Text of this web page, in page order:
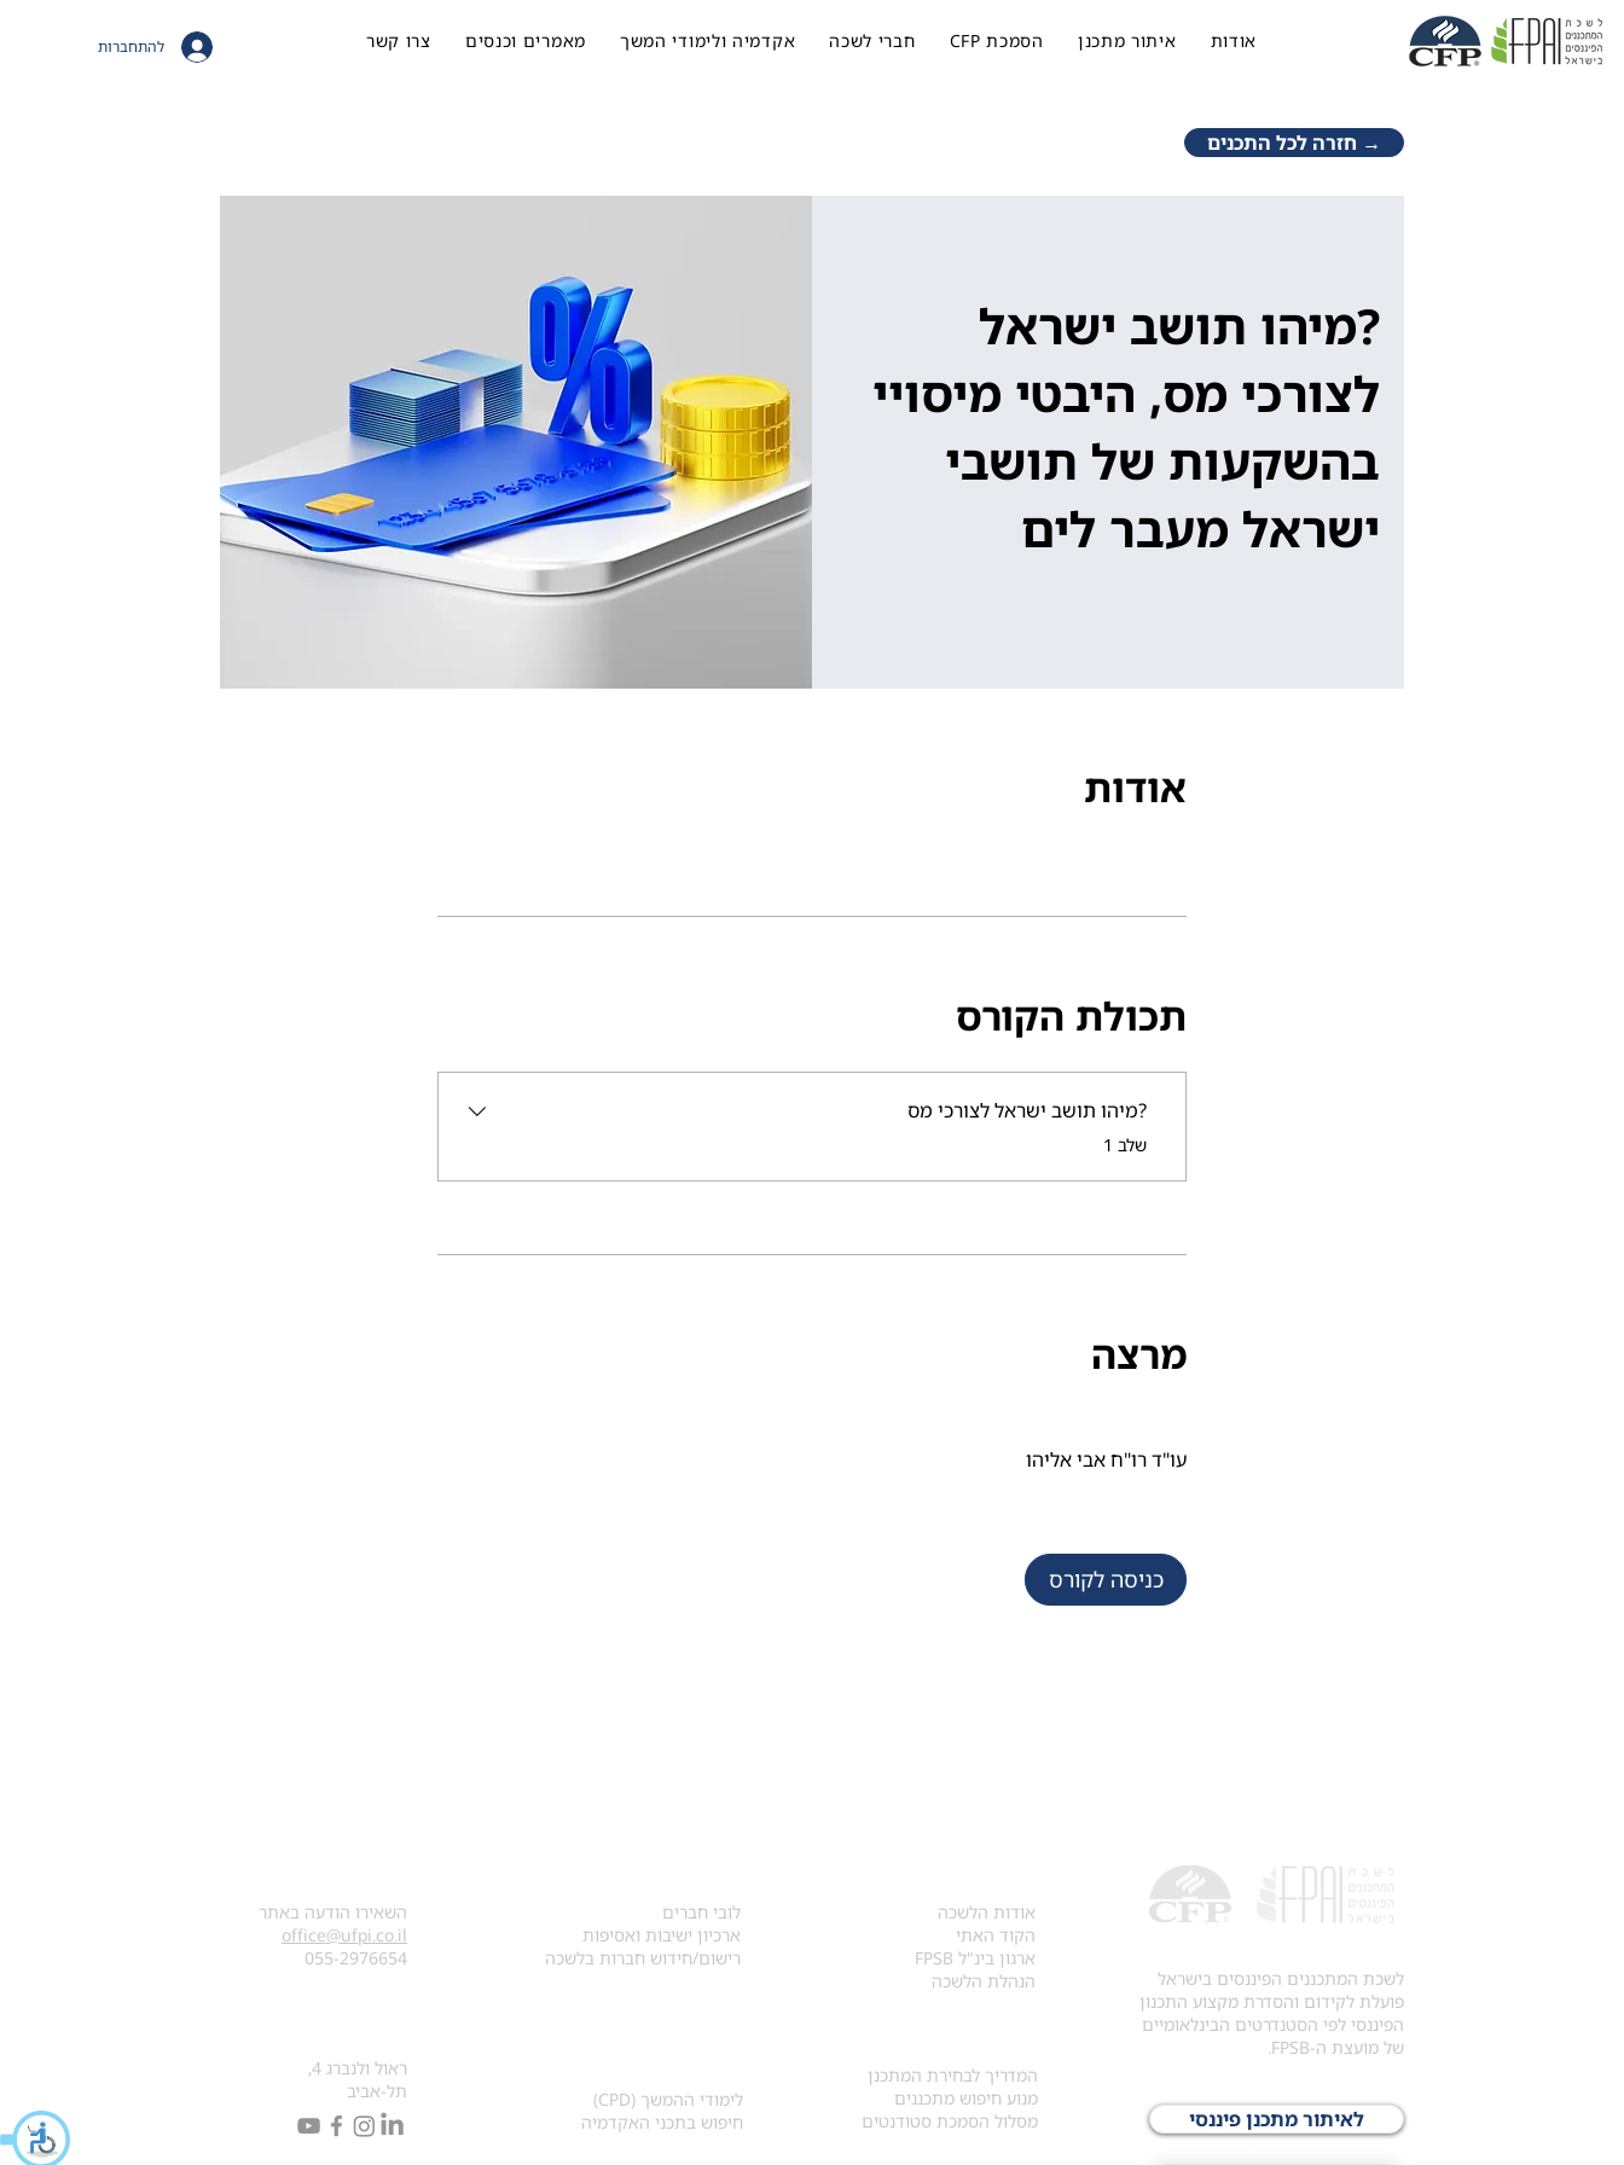
להתחברות אודות איתור מתכנן הסמכת CFP חברי לשכה אקדמיה ולימודי המשך מאמרים וכנסים צרו קשר
→ חזרה לכל התכנים
?מיהו תושב ישראל
לצורכי מס, היבטי מיסויי
בהשקעות של תושבי
ישראל מעבר לים
אודות
תכולת הקורס
?מיהו תושב ישראל לצורכי מס
.שלב 1
מרצה
עו"ד רו"ח אבי אליהו
כניסה לקורס
לשכת המתכננים הפיננסים בישראל
פועלת לקידום והסדרת מקצוע התכנון
הפיננסי לפי הסטנדרטים הבינלאומיים
של מועצת ה-FPSB.
לאיתור מתכנן פיננסי
​אודות הלשכה
הקוד האתי
ארגון בינ"ל FPSB
הנהלת הלשכה
המדריך לבחירת המתכנן
מנוע חיפוש מתכננים
מסלול הסמכת סטודנטים
לובי חברים
ארכיון ישיבות ואסיפות
רישום/חידוש חברות בלשכה
השאירו הודעה באתר
office@ufpi.co.il
​055-2976654
לימודי ההמשך (CPD)
חיפוש בתכני האקדמיה
ראול ולנברג 4,
תל-אביב